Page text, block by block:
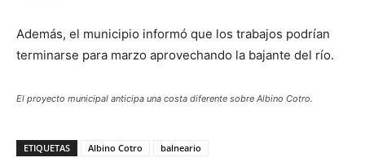
Además, el municipio informó que los trabajos podrían
terminarse para marzo aprovechando la bajante del río.
El proyecto municipal anticipa una costa diferente sobre Albino Cotro.
ETIQUETAS Albino Cotro balneario